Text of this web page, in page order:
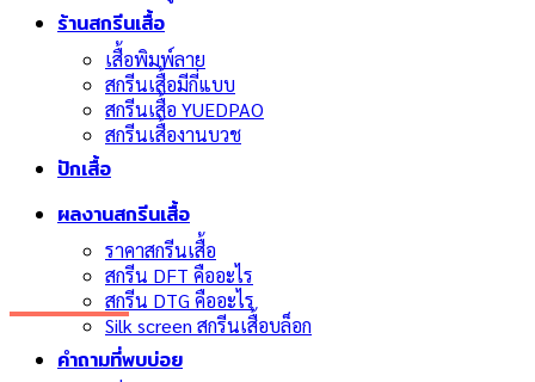
ร้านสกรีนเสื้อ
เสื้อพิมพ์ลาย
สกรีนเสื้อมีกี่แบบ
สกรีนเสื้อ YUEDPAO
สกรีนเสื้องานบวช
ปักเสื้อ
ผลงานสกรีนเสื้อ
ราคาสกรีนเสื้อ
สกรีน DFT คืออะไร
สกรีน DTG คืออะไร
Silk screen สกรีนเสื้อบล็อก
คำถามที่พบบ่อย